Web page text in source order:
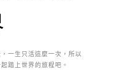
一生只活這麼一次，所以
踏上世界的旅程吧。